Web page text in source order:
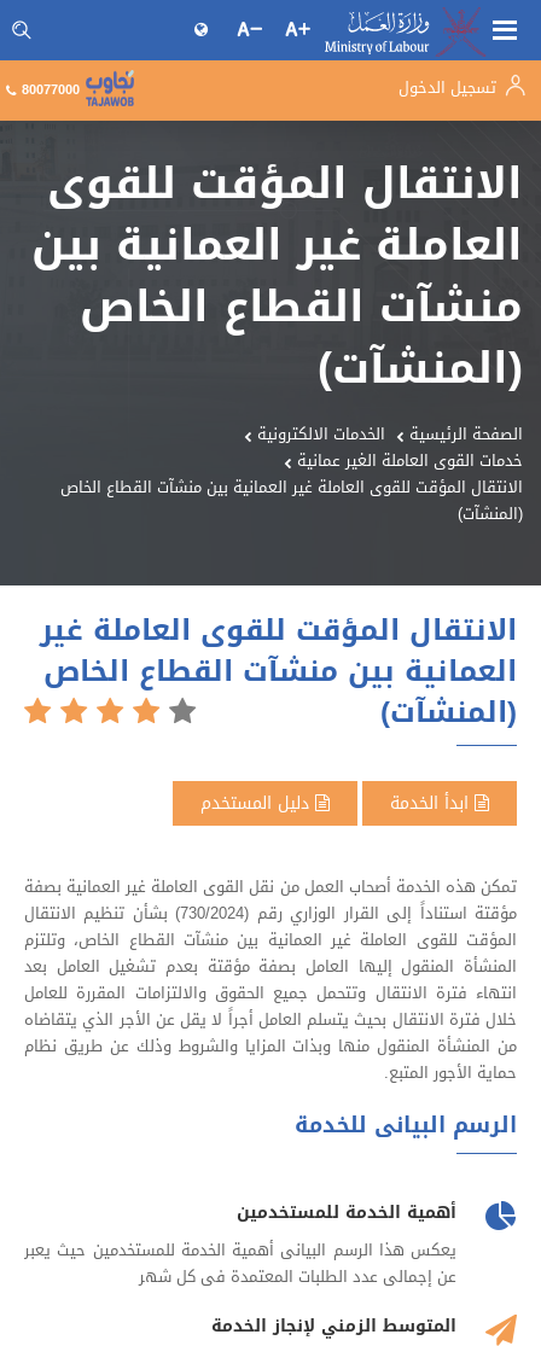
البحث فى موقع وزارة العمل تسجيل الدخول 80077000
الانتقال المؤقت للقوى
العاملة غير العمانية بين
منشآت القطاع الخاص
(المنشآت)
الصفحة الرئيسية
الخدمات الالكترونية
خدمات القوى العاملة الغير عمانية
الانتقال المؤقت للقوى العاملة غير العمانية بين منشآت القطاع الخاص
(المنشآت)
الانتقال المؤقت للقوى العاملة غير
العمانية بين منشآت القطاع الخاص
(المنشآت)
ابدأ الخدمة دليل المستخدم
تمكن هذه الخدمة أصحاب العمل من نقل القوى العاملة غير العمانية بصفة
مؤقتة استناداً إلى القرار الوزاري رقم (730/2024) بشأن تنظيم الانتقال
المؤقت للقوى العاملة غير العمانية بين منشآت القطاع الخاص، وتلتزم
المنشأة المنقول إليها العامل بصفة مؤقتة بعدم تشغيل العامل بعد
انتهاء فترة الانتقال وتتحمل جميع الحقوق والالتزامات المقررة للعامل
خلال فترة الانتقال بحيث يتسلم العامل أجراً لا يقل عن الأجر الذي يتقاضاه
من المنشأة المنقول منها وبذات المزايا والشروط وذلك عن طريق نظام
حماية الأجور المتبع.
الرسم البيانى للخدمة
أهمية الخدمة للمستخدمين
يعكس هذا الرسم البيانى أهمية الخدمة للمستخدمين حيث يعبر
عن إجمالى عدد الطلبات المعتمدة فى كل شهر
المتوسط الزمني لإنجاز الخدمة